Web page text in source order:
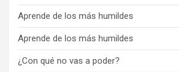
Aprende de los más humildes
Aprende de los más humildes
¿Con qué no vas a poder?